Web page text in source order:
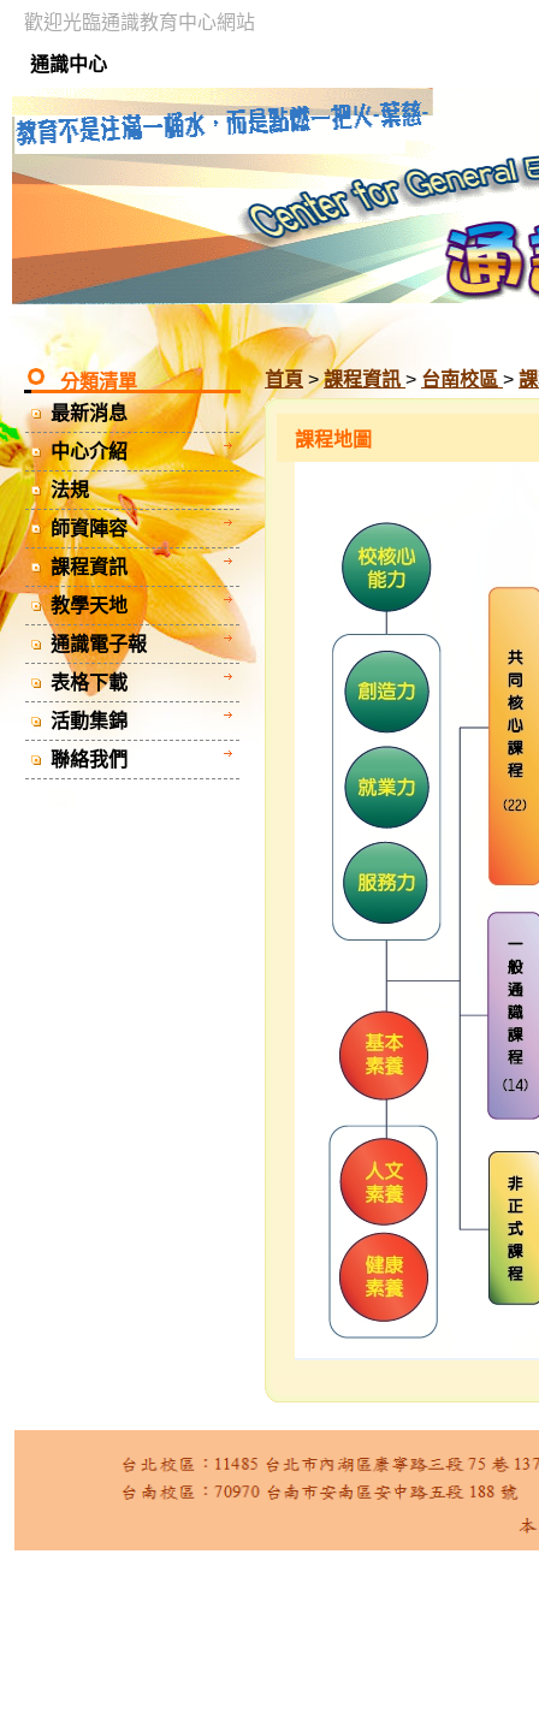
通識中心
歡迎光臨通識教育中心網站
分類清單
最新消息
中心介紹
法規
師資陣容
課程資訊
教學天地
通識電子報
表格下載
活動集錦
聯絡我們
首頁 >課程資訊 > 台南校區 >
課程地圖